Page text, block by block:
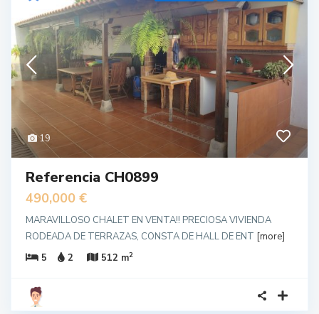
19
Referencia CH0899
490,000 €
MARAVILLOSO CHALET EN VENTA!! PRECIOSA VIVIENDA
RODEADA DE TERRAZAS, CONSTA DE HALL DE ENT [more]
5
2 512 m2